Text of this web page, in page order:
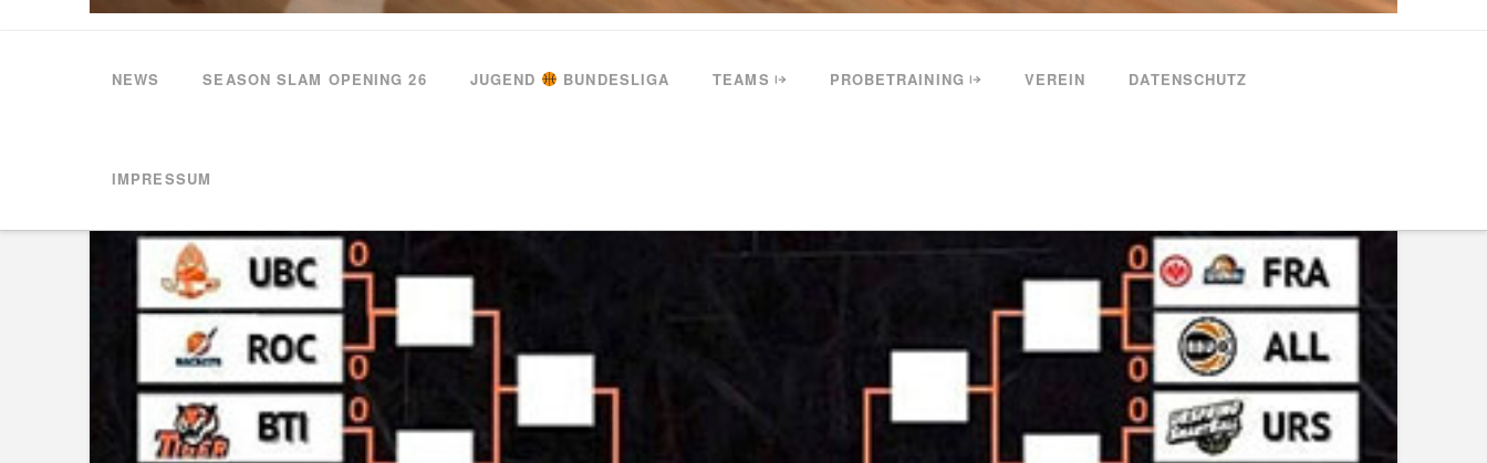
NEWS SEASON SLAM OPENING 26 JUGEND BUNDESLIGA TEAMS PROBETRAINING VEREIN DATENSCHUTZ
IMPRESSUM